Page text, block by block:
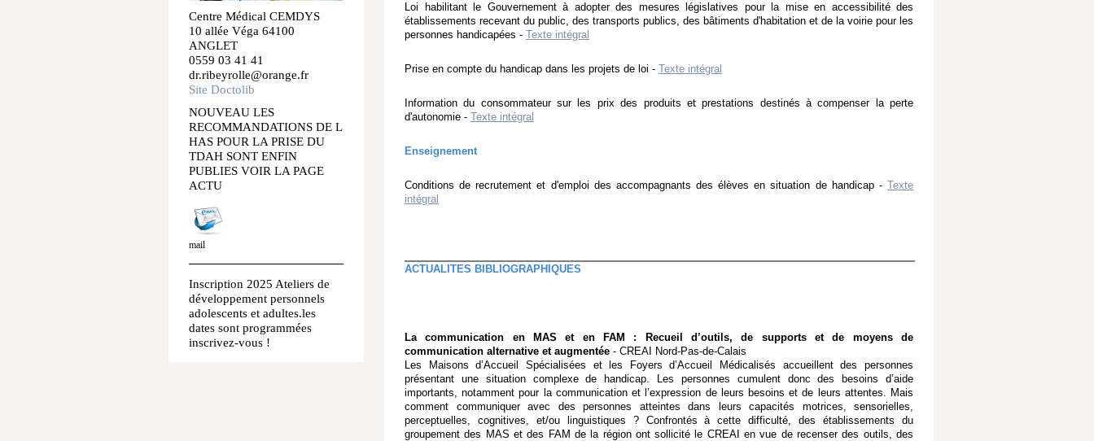
Centre Médical CEMDYS
10 allée Véga 64100
ANGLET
0559 03 41 41
dr.ribeyrolle@orange.fr
Site Doctolib
NOUVEAU LES
RECOMMANDATIONS DE L
HAS POUR LA PRISE DU
TDAH SONT ENFIN
PUBLIES VOIR LA PAGE
ACTU
mail
Inscription 2025 Ateliers de
développement personnels
adolescents et adultes.les
dates sont programmées
inscrivez-vous !
Loi habilitant le Gouvernement à adopter des mesures législatives pour la mise en accessibilité des
établissements recevant du public, des transports publics, des bâtiments d'habitation et de la voirie pour les
personnes handicapées - Texte intégral
Prise en compte du handicap dans les projets de loi - Texte intégral
Information du consommateur sur les prix des produits et prestations destinés à compenser la perte
d'autonomie - Texte intégral
Enseignement
Conditions de recrutement et d'emploi des accompagnants des élèves en situation de handicap - Texte
intégral
ACTUALITES BIBLIOGRAPHIQUES
La communication en MAS et en FAM : Recueil d’outils, de supports et de moyens de
communication alternative et augmentée - CREAI Nord-Pas-de-Calais
Les Maisons d’Accueil Spécialisées et les Foyers d’Accueil Médicalisés accueillent des personnes
présentant une situation complexe de handicap. Les personnes cumulent donc des besoins d’aide
importants, notamment pour la communication et l’expression de leurs besoins et de leurs attentes. Mais
comment communiquer avec des personnes atteintes dans leurs capacités motrices, sensorielles,
perceptuelles, cognitives, et/ou linguistiques ? Confrontés à cette difficulté, des établissements du
groupement des MAS et des FAM de la région ont sollicité le CREAI en vue de recenser des outils, des